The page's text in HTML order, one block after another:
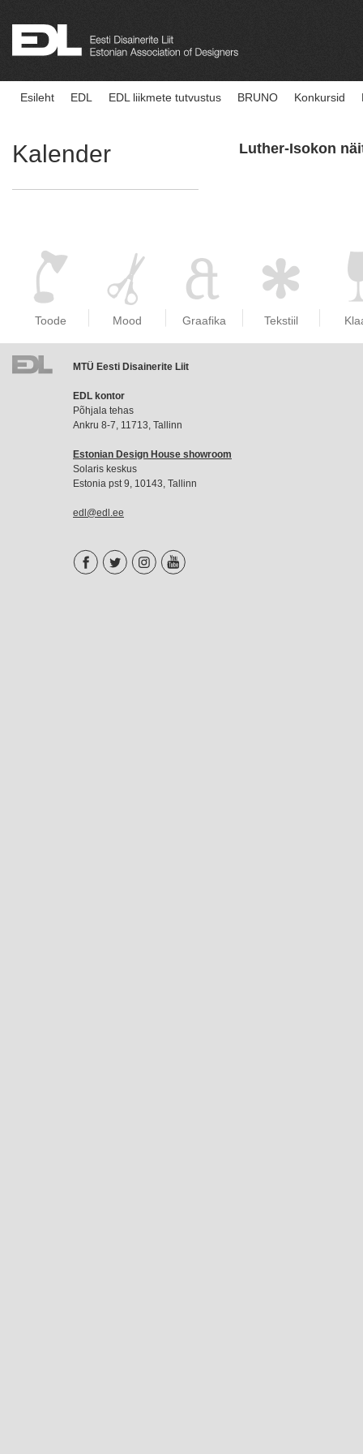
Esileht EDL EDL liikmete tutvustus BRUNO Konkursid
Kalender Luther-Isokon
Toode Mood Graafika Tekstiil
liikmemaks
MTÜ Eesti Disainerite Liit
EDL kontor
Põhjala tehas
Ankru 8-7, 11713, Tallinn
Estonian Design House showroom
Solaris keskus
Estonia pst 9, 10143, Tallinn
edl@edl.ee